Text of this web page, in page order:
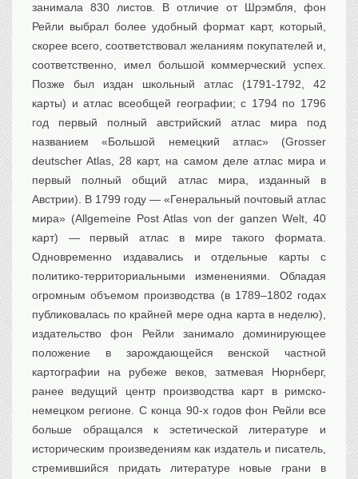
занимала 830 листов. В отличие от Шрэмбля, фон
Рейли выбрал более удобный формат карт, который,
скорее всего, соответствовал желаниям покупателей и,
соответственно, имел большой коммерческий успех.
Позже был издан школьный атлас (1791-1792, 42
карты) и атлас всеобщей географии; с 1794 по 1796
год первый полный австрийский атлас мира под
названием «Большой немецкий атлас» (Grosser
deutscher Atlas, 28 карт, на самом деле атлас мира и
первый полный общий атлас мира, изданный в
Австрии). В 1799 году — «Генеральный почтовый атлас
мира» (Allgemeine Post Atlas von der ganzen Welt, 40
карт) — первый атлас в мире такого формата.
Одновременно издавались и отдельные карты с
политико-территориальными изменениями. Обладая
огромным объемом производства (в 1789–1802 годах
публиковалась по крайней мере одна карта в неделю),
издательство фон Рейли занимало доминирующее
положение в зарождающейся венской частной
картографии на рубеже веков, затмевая Нюрнберг,
ранее ведущий центр производства карт в римско-
немецком регионе. С конца 90-х годов фон Рейли все
больше обращался к эстетической литературе и
историческим произведениям как издатель и писатель,
стремившийся придать литературе новые грани в